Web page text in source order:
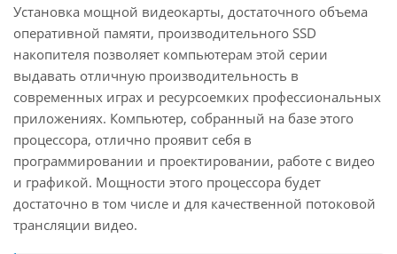
Установка мощной видеокарты, достаточного объема
оперативной памяти, производительного SSD
накопителя позволяет компьютерам этой серии
выдавать отличную производительность в
современных играх и ресурсоемких профессиональных
приложениях. Компьютер, собранный на базе этого
процессора, отлично проявит себя в
программировании и проектировании, работе с видео
и графикой. Мощности этого процессора будет
достаточно в том числе и для качественной потоковой
трансляции видео.